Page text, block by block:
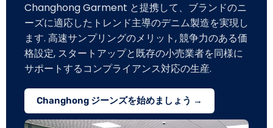
Changhong Garment と提携して、ブランドのニ
ーズに適応したトレンド主導のデニム製造を実現し
ます. 高速サンプリングのメリット, 競争力のある価
格設定, スタートアップと既存の小売業者を同様に
サポートするコンプライアンス対応の生産.
Changhong ジーンズを始めましょう →